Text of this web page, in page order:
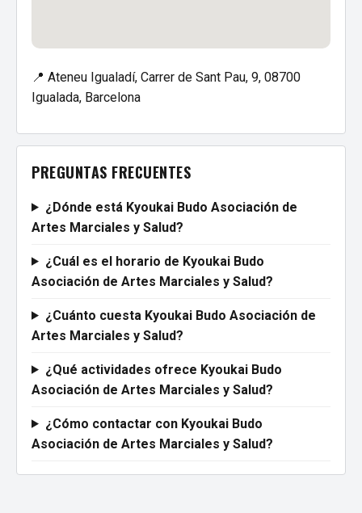
📍 Ateneu Igualadí, Carrer de Sant Pau, 9, 08700
Igualada, Barcelona
PREGUNTAS FRECUENTES
¿Dónde está Kyoukai Budo Asociación de
Artes Marciales y Salud?
¿Cuál es el horario de Kyoukai Budo
Asociación de Artes Marciales y Salud?
¿Cuánto cuesta Kyoukai Budo Asociación de
Artes Marciales y Salud?
¿Qué actividades ofrece Kyoukai Budo
Asociación de Artes Marciales y Salud?
¿Cómo contactar con Kyoukai Budo
Asociación de Artes Marciales y Salud?